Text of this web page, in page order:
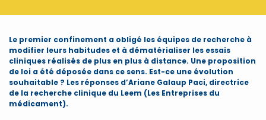
Le premier confinement a obligé les équipes de recherche à
modifier leurs habitudes et à dématérialiser les essais
cliniques réalisés de plus en plus à distance. Une proposition
de loi a été déposée dans ce sens. Est-ce une évolution
souhaitable ? Les réponses d’Ariane Galaup Paci, directrice
de la recherche clinique du Leem (Les Entreprises du
médicament).